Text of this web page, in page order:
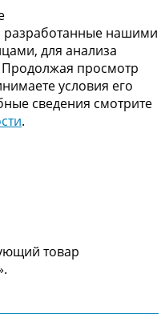
нашими
для анализа
просмотр
условия его
сведения смотрите
.
товар